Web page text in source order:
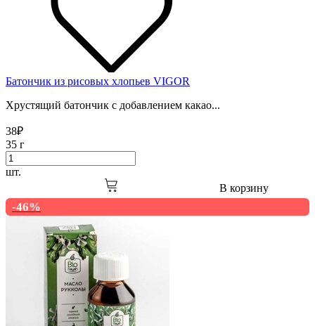
Батончик из рисовых хлопьев VIGOR
Хрустящий батончик с добавлением какао...
38₽
35 г
шт.
В корзину
-46%